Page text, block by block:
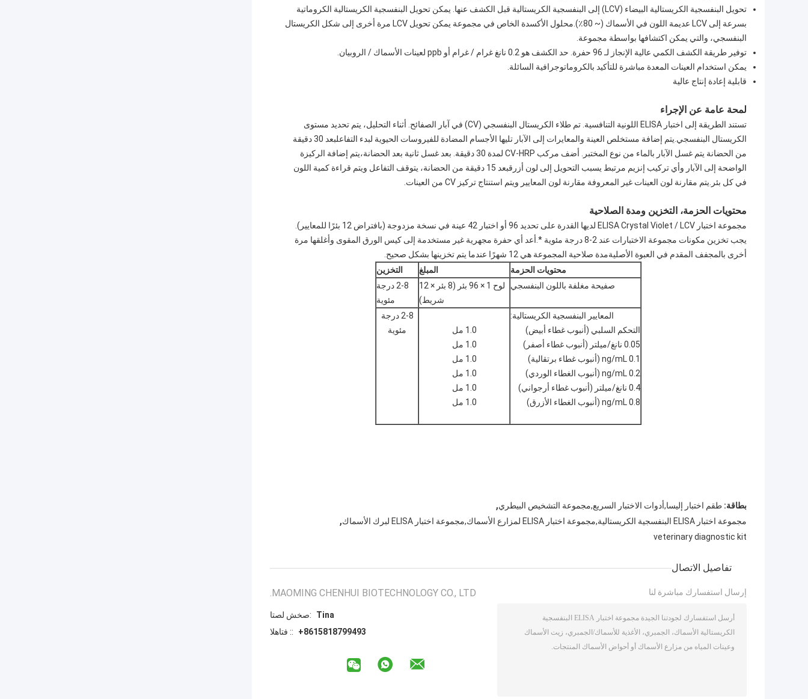
تحويل البنفسجية الكريستالية البيضاء (LCV) إلى البنفسجية الكريستالية قبل الكشف عنها. يمكن تحويل البنفسجية الكريستالية الكروماتية
بسرعة إلى LCV عديمة اللون في الأسماك (~ 80٪).محلول الأكسدة الخاص في مجموعة يمكن تحويل LCV مرة أخرى إلى شكل الكريستال
البنفسجي، والتي يمكن اكتشافها بواسطة مجموعة.
توفير طريقة الكشف الكمي عالية الإنجاز لـ 96 حفرة. حد الكشف هو 0.2 نانغ غرام / غرام أو ppb لعينات الأسماك / الروبيان.
يمكن استخدام العينات المعدة مباشرة للتأكيد بالكروماتوجرافية السائلة.
قابلية إعادة إنتاج عالية
لمحة عامة عن الإجراء
تستند الطريقة إلى اختبار ELISA اللونية التنافسية. تم طلاء الكريستال البنفسجي (CV) في آبار الصفائح. أثناء التحليل، يتم تحديد مستوى
الكريستال البنفسجي.يتم إضافة مستخلص العينة والمعايرات إلى الآبار تليها الأجسام المضادة للفيروسات الحيوية لبدء التفاعلبعد 30 دقيقة
من الحضانة يتم غسل الآبار بالماء من نوع المختبر. أضف مركب CV-HRP لمدة 30 دقيقة. بعد غسل ثانية بعد الحضانة،يتم إضافة الركيزة
الواضحة إلى الآبار وأي تركيب إنزيم مرتبط يسبب التحويل إلى لون أزرقبعد 15 دقيقة من الحضانة، يتوقف التفاعل ويتم قراءة كمية اللون
في كل بئر.يتم مقارنة لون العينات غير المعروفة مقارنة لون المعايير ويتم استنتاج تركيز CV من العينات.
محتويات الحزمة، التخزين ومدة الصلاحية
مجموعة اختبار ELISA Crystal Violet / LCV لديها القدرة على تحديد 96 أو اختبار 42 عينة في نسخة مزدوجة (بافتراض 12 بئرًا للمعايير).
يجب تخزين مكونات مجموعة الاختبارات عند 2-8 درجة مئوية *.أعد أي حفرة مجهرية غير مستخدمة إلى كيس الورق المقوى وأغلقها مرة
أخرى بالمجفف المقدم في العبوة الأصليةمدة صلاحية المجموعة هي 12 شهرًا عندما يتم تخزينها بشكل صحيح.
محتويات الحزمة
المبلغ
التخزين
صفيحة مغلفة باللون البنفسجي
لوح 1 × 96 بئر (8 بئر × 12
شريط)
2-8 درجة
مئوية
المعايير البنفسجية الكريستالية:
التحكم السلبي (أنبوب غطاء أبيض)
0.05 نانغ/ميلتر (أنبوب غطاء أصفر)
0.1 ng/mL (أنبوب غطاء برتقالية)
0.2 ng/mL (أنبوب الغطاء الوردي)
0.4 نانغ/ميلتر (أنبوب غطاء أرجواني)
0.8 ng/mL (أنبوب الغطاء الأزرق)
1.0 مل
1.0 مل
1.0 مل
1.0 مل
1.0 مل
1.0 مل
2-8 درجة
مئوية
بطاقة: طقم اختبار إليسا,أدوات الاختبار السريع,مجموعة التشخيص البيطري,
مجموعة اختبار ELISA البنفسجية الكريستالية,مجموعة اختبار ELISA لمزارع الأسماك,مجموعة اختبار ELISA لبرك الأسماك ,
veterinary diagnostic kit
تفاصيل الاتصال
MAOMING CHENHUI BIOTECHNOLOGY CO., LTD.
اتصل شخص:
Tina
الهاتف ::
+8615818799493
إرسال استفسارك مباشرة لنا